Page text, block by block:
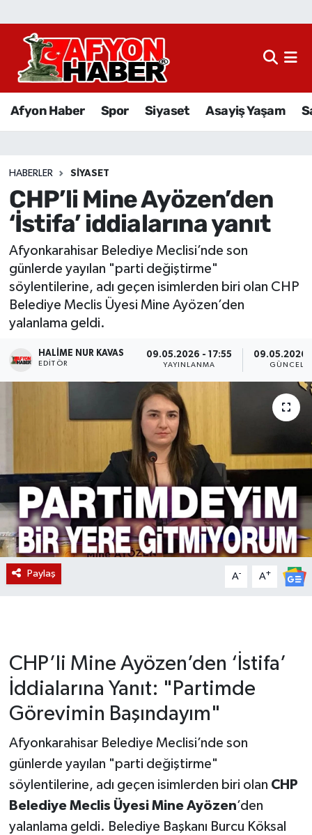
Afyon Haber Spor Siyaset Asayiş Yaşam
HABERLER SIYASET
CHP’li Mine Ayözen’den
‘İstifa’ iddialarına yanıt
Afyonkarahisar Belediye Meclisi’nde son
günlerde yayılan "parti değiştirme"
söylentilerine, adı geçen isimlerden biri olan CHP
Belediye Meclis Üyesi Mine Ayözen’den
yalanlama geldi.
HALIME NUR KAVAS
EDITÖR
09.05.2026 - 17:55
YAYINLANMA
09.05.2026
Paylaş A- A+
CHP’li Mine Ayözen’den ‘İstifa’
İddialarına Yanıt: "Partimde
Görevimin Başındayım"
Afyonkarahisar Belediye Meclisi’nde son
günlerde yayılan "parti değiştirme"
söylentilerine, adı geçen isimlerden biri olan CHP
Belediye Meclis Üyesi Mine Ayözen’den
yalanlama geldi. Belediye Başkanı Burcu Köksal
Afyon Haber
Sağlık
Eğitim
Sivil Toplum
Ekonomi